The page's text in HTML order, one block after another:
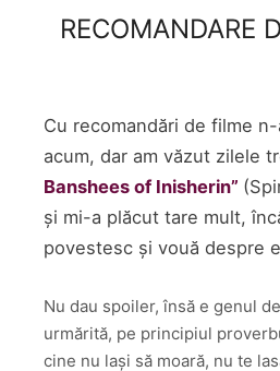
RECOMANDARE
Cu recomandări de filme
acum, dar am văzut zilele
Banshees of Inisherin”
și mi-a plăcut tare mult,
povestesc și vouă despre
Nu dau spoiler, însă e genul
urmărită, pe principiul
cine nu lași să moară, nu te